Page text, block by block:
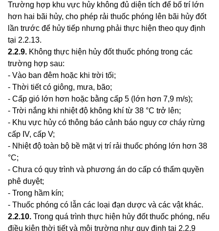
Trường hợp khu vực hủy không đủ diện tích để bố trí lớn
hơn hai bãi hủy, cho phép rải thuốc phóng lên bãi hủy đốt
lần trước để hủy tiếp nhưng phải thực hiện theo quy định
tại 2.2.13.
2.2.9. Không thực hiện hủy đốt thuốc phóng trong các
trường hợp sau:
- Vào ban đêm hoặc khi trời tối;
- Thời tiết có giông, mưa, bão;
- Cấp gió lớn hơn hoặc bằng cấp 5 ( ớn hơn 7,9 m/s);
- Trời nắng khi nhiệt độ không khí từ 38 °C trở ên;
- Khu vực hủy có thông báo cảnh báo nguy cơ cháy rừng
cấp IV, cấp V;
- Nhiệt độ toàn bộ bề mặt vị trí rải thuốc phóng lớn hơn 38
°C;
- Chưa có quy trình và phương án do cấp có thẩm quyền
phê duyệt;
- Trong hầm kín;
- Thuốc phóng có lẫn các loại đạn dược và các vật khác.
2.2.10. Trong quá trình thực hiện hủy đốt thuốc phóng, nếu
điều kiện thời tiết và môi trường như quy định tại 2.2.9